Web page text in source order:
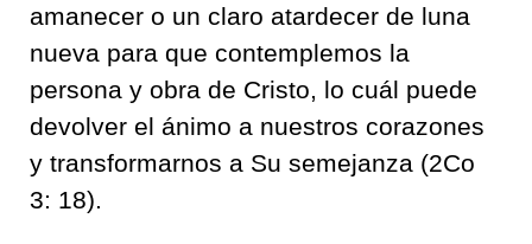
amanecer o un claro atardecer de luna
nueva para que contemplemos la
persona y obra de Cristo, lo cuál puede
devolver el ánimo a nuestros corazones
y transformarnos a Su semejanza (2Co
3: 18).